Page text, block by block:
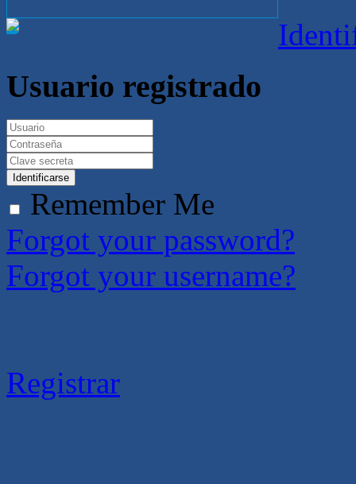
Usuario registrado
Identificarse
Remember Me
Forgot your password?
Forgot your username?
Registrar